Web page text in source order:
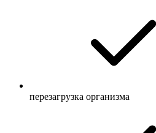
перезагрузка организма